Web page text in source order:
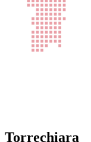
Torrechiara